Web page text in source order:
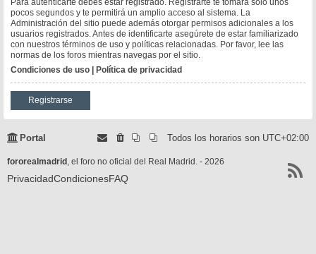
pocos segundos y te permitirá un amplio acceso al sistema. La
Administración del sitio puede además otorgar permisos adicionales a los
usuarios registrados. Antes de identificarte asegúrete de estar familiarizado
con nuestros términos de uso y políticas relacionadas. Por favor, lee las
normas de los foros mientras navegas por el sitio.
Condiciones de uso | Política de privacidad
Registrarse
Portal Todos los horarios son UTC+02:00
fororealmadrid , el foro no oficial del Real Madrid. - 2026
PrivacidadCondicionesFAQ